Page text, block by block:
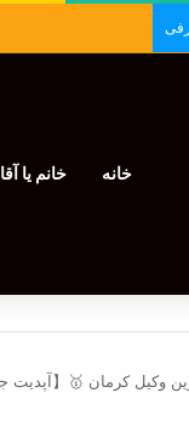
خانه خانم یا آقا